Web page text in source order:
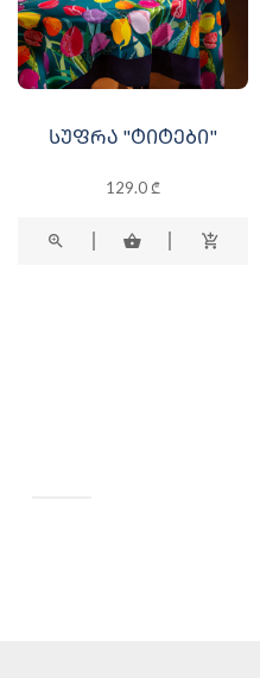
ᲡᲣᲤᲠᲐ "ᲢᲘᲢᲔᲑᲘ"
129.0 ₾